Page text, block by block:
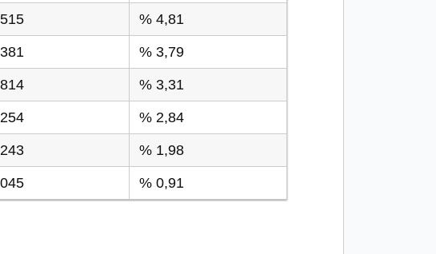
% 4,81
% 3,79
% 3,31
% 2,84
% 1,98
% 0,91